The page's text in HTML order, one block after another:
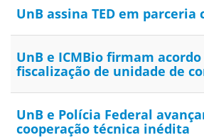
UnB assina TED em parceria
UnB e ICMBio firmam
fiscalização de unidade de
UnB e Polícia Federal
cooperação técnica inédita